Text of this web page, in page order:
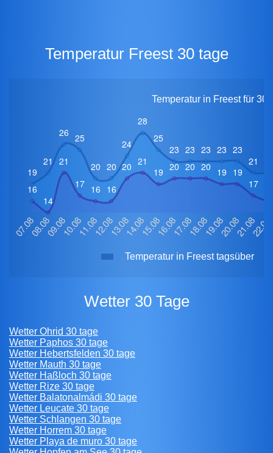
Temperatur Freest 30 tage
Temperatur in Freest für 30
Temperatur in Freest tagsüber
Wetter 30 Tage
Wetter Ohrid 30 tage
Wetter Paphos 30 tage
Wetter Hebertsfelden 30 tage
Wetter Mauth 30 tage
Wetter Haßloch 30 tage
Wetter Rize 30 tage
Wetter Balatonalmádi 30 tage
Wetter Leucate 30 tage
Wetter Schlangen 30 tage
Wetter Horrem 30 tage
Wetter Playa de muro 30 tage